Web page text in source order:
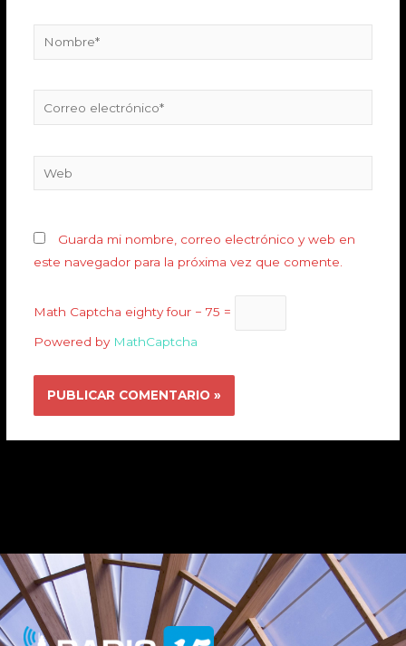
Guarda mi nombre, correo electrónico y web en
este navegador para la próxima vez que comente.
Math Captcha eighty four − 75 =
Powered by MathCaptcha